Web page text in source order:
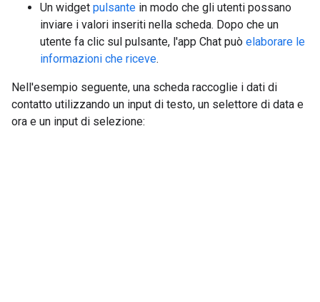
Un widget pulsante in modo che gli utenti possano
inviare i valori inseriti nella scheda. Dopo che un
utente fa clic sul pulsante, l'app Chat può elaborare le
informazioni che riceve.
Nell'esempio seguente, una scheda raccoglie i dati di
contatto utilizzando un input di testo, un selettore di data e
ora e un input di selezione: